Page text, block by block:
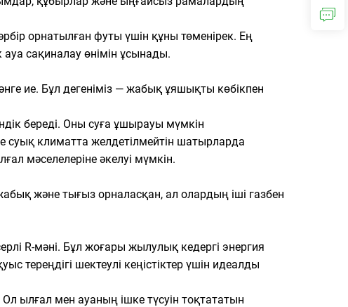
орнатылған футы үшін құны төменірек. Ең
ауа сақиналау өнімін ұсынады.
ие. Бұл дегеніміз — жабық ұяшықты көбікпен
береді. Оны суға ұшырауы мүмкін
климатта желдетілмейтін шатырларда
мәселелеріне әкелуі мүмкін.
және тығыз орналасқан, ал олардың іші газбен
R-мәні. Бұл жоғары жылулық кедергі энергия
тереңдігі шектеулі кеңістіктер үшін идеалды
ылғал мен ауаның ішке түсуін тоқтататын